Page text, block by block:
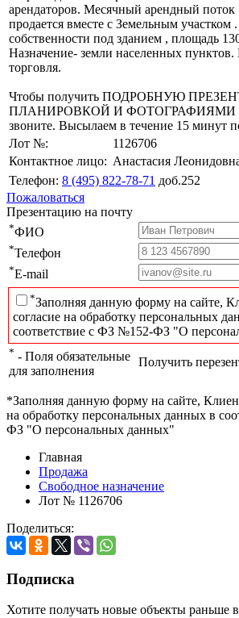
арендаторов. Месячный арендный поток
продается вместе с Земельным участком
собственности под зданием , площадь
Назначение- земли населенных
торговля.
Чтобы получить ПОДРОБНУЮ
ПЛАНИРОВКОЙ И ФОТОГРАФИЯМИ на
звоните. Высылаем в течение 15 минут
Лот №:
1126706
Контактное лицо: Анастасия
Телефон: 8 (495) 822-78-71 доб.252
Пожаловаться
Презентацию на почту
*ФИО
*Телефон
*E-mail
*Заполняя данную форму на сайте,
согласие на обработку персональных
соответствие с ФЗ №152-ФЗ "О
* - Поля обязательные
для заполнения
Получить
*Заполняя данную форму на сайте,
на обработку персональных данных в
ФЗ "О персональных данных"
Главная
Продажа
Свободное назначение
Лот № 1126706
Поделиться:
Подписка
Хотите получать новые объекты раньше